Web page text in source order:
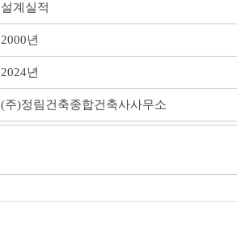
설계실적
2000년
2024년
(주)정림건축종합건축사사무소